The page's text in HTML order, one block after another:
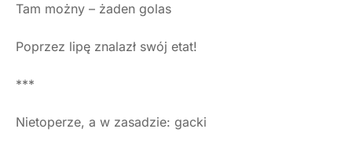
Tam możny – żaden golas
Poprzez lipę znalazł swój etat!
***
Nietoperze, a w zasadzie: gacki